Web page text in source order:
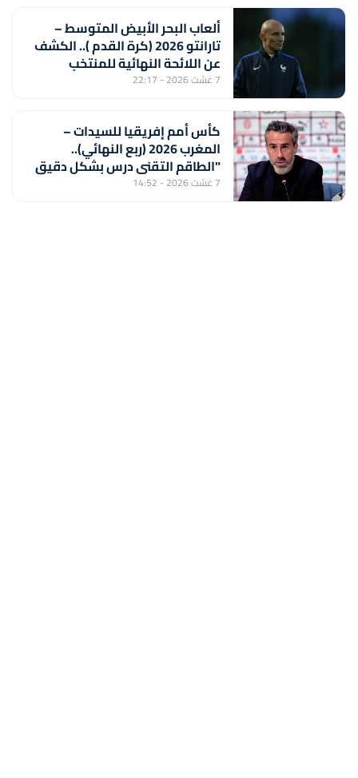
ألعاب البحر الأبيض المتوسط –
تارانتو 2026 (كرة القدم ).. الكشف
عن اللائحة النهائية للمنتخب
المغربي لأقل من 20 سنة
7 غشت 2026 - 22:17
كأس أمم إفريقيا للسيدات –
المغرب 2026 (ربع النهائي)..
"الطاقم التقني درس بشكل دقيق
منتخب جنوب إفريقيا لتحقيق
7 غشت 2026 - 14:52